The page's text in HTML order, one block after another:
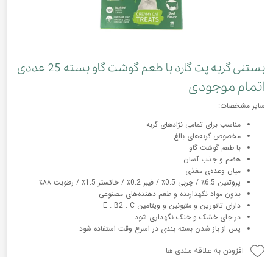
بستنی گربه پت گارد با طعم گوشت گاو بسته 25 عددی
اتمام موجودی
سایر مشخصات:
مناسب برای تمامی نژادهای گربه
مخصوص گربه‌های بالغ
با طعم گوشت گاو
هضم و جذب آسان
میان وعده‌ی مغذی
پروتئین 6.5٪ / چربی 0.5٪ / فیبر 0.2٪ / خاکستر 1.5٪ / رطوبت ۸۸٪
بدون مواد نگهدارنده و طعم دهنده‌های مصنوعی
دارای تائورین و متیونین و ویتامین E . B2 . C
در جای خشک و خنک نگهداری شود
پس از باز شدن بسته بندی در اسرع وقت استفاده شود
افزودن به علاقه مندی ها